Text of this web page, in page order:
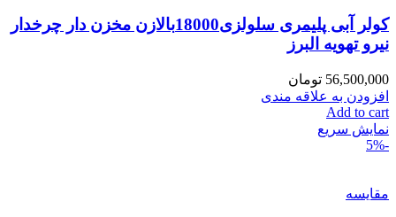
کولر آبی پلیمری سلولزی18000بالازن مخزن دار چرخدار
نیرو تهویه البرز
56,500,000 تومان
افزودن به علاقه مندی
Add to cart
نمایش سریع
-5%
مقايسه